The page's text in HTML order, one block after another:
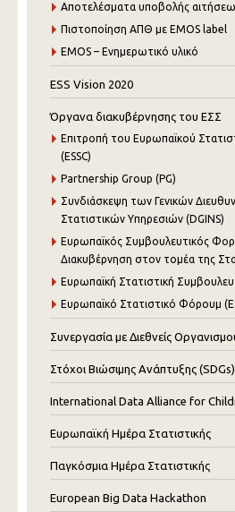
Αποτελέσματα υποβολής
Πιστοποίηση ΑΠΘ με EMOS label
EMOS – Ενημερωτικό υλικό
ESS Vision 2020
Όργανα διακυβέρνησης του ΕΣΣ
Επιτροπή του Ευρωπαϊκού
(ESSC)
Partnership Group (PG)
Συνδιάσκεψη των Γενικών
Στατιστικών Υπηρεσιών (DGINS)
Ευρωπαϊκός Συμβουλευτικός
Διακυβέρνηση στον τομέα της
Ευρωπαϊκή Στατιστική
Ευρωπαϊκό Στατιστικό Φόρουμ
Συνεργασία με Διεθνείς
Στόχοι Βιώσιμης Ανάπτυξης (SDGs)
International Data Alliance for
Ευρωπαϊκή Ημέρα Στατιστικής
Παγκόσμια Ημέρα Στατιστικής
European Big Data Hackathon